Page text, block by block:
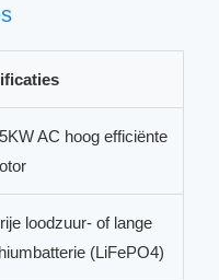
AC hoog efficiënte
loodzuur- of lange
(LiFePO4)